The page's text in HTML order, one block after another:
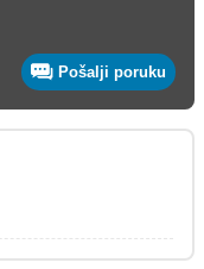
Pošalji poruku